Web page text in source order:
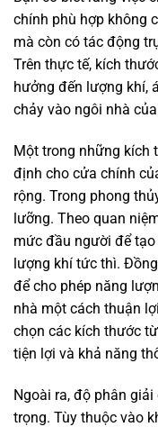
chính phù hợp không
mà còn có tác động
Trên thực tế, kích
hưởng đến lượng khí,
chảy vào ngôi nhà
Một trong những kích
định cho cửa chính
rộng. Trong phong
lưỡng. Theo quan
mức đầu người để
lượng khí tức thì.
để cho phép năng
nhà một cách thuận
chọn các kích thước
tiện lợi và khả năng
Ngoài ra, độ phân
trọng. Tùy thuộc vào